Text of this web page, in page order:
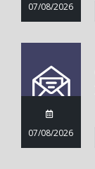
07/08/2026
07/08/2026